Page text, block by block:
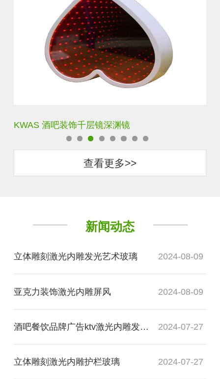
KWAS 酒吧装饰千层镜深渊镜
查看更多>>
新闻动态
立体雕刻激光内雕发光艺术玻璃 2024-08-09
亚克力装饰激光内雕屏风 2024-08-09
酒吧餐饮品牌广告ktv激光内雕发光玻璃背景墙 2024-07-27
立体雕刻激光内雕护栏玻璃 2024-07-27